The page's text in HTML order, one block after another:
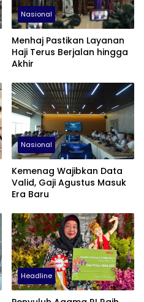
Nasional
Menhaj Pastikan Layanan
Haji Terus Berjalan hingga
Akhir
Nasional
Kemenag Wajibkan Data
Valid, Gaji Agustus Masuk
Era Baru
Headline